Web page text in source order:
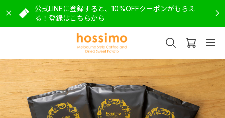
公式LINEに登録すると、10%OFFクーポンがもらえ
る！登録はこちらから